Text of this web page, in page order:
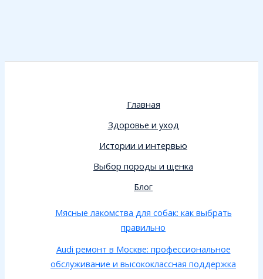
Главная
Здоровье и уход
Истории и интервью
Выбор породы и щенка
Блог
Мясные лакомства для собак: как выбрать
правильно
Audi ремонт в Москве: профессиональное
обслуживание и высококлассная поддержка